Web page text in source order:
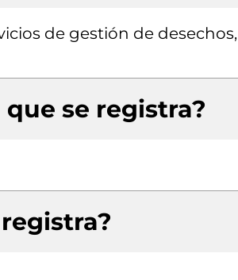
de gestión de desechos,
se registra?